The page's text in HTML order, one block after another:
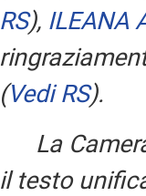
RS), ILEANA
(Vedi RS).
La
il testo